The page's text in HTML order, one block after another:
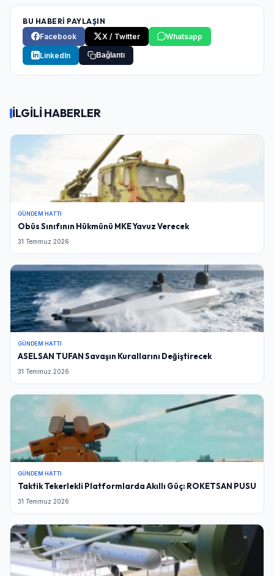
BU HABERİ PAYLAŞIN
Facebook
X / Twitter Whatsapp
LinkedIn Bağlantı
İLGİLİ HABERLER
GÜNDEM HATTI
Obüs Sınıfının Hükmünü MKE Yavuz Verecek
31 Temmuz 2026
GÜNDEM HATTI
ASELSAN TUFAN Savaşın Kurallarını Değiştirecek
31 Temmuz 2026
GÜNDEM HATTI
Taktik Tekerlekli Platformlarda Akıllı Güç: ROKETSAN PUSU
31 Temmuz 2026